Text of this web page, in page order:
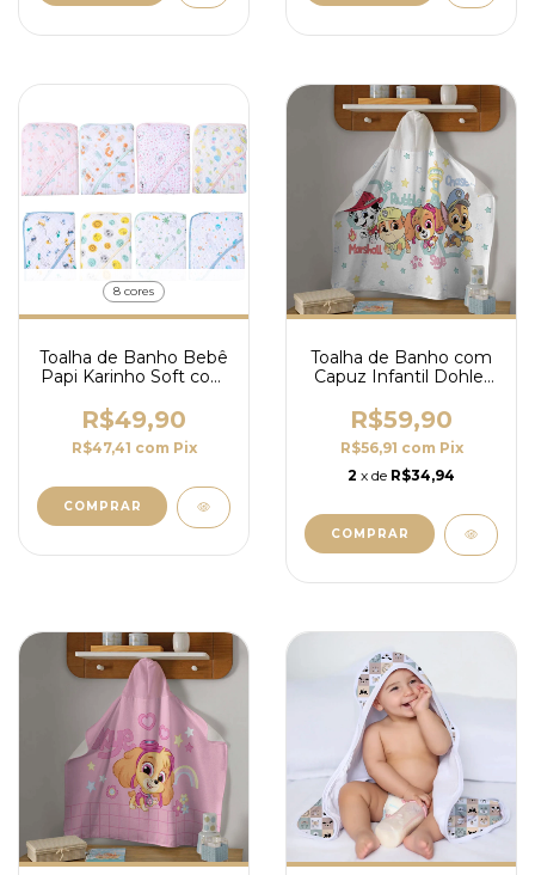
8 cores
Toalha de Banho Bebê
Papi Karinho Soft com
100% Algodão
R$49,90
R$47,41 com Pix
COMPRAR
Toalha de Banho com
Capuz Infantil Dohler
Branco
R$59,90
R$56,91 com Pix
2 x de R$34,94